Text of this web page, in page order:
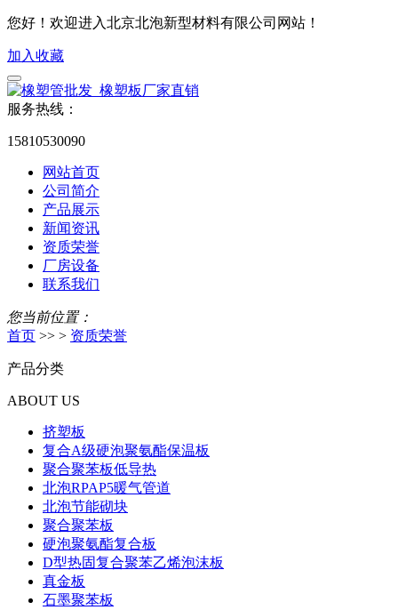
您好！欢迎进入北京北泡新型材料有限公司网站！
加入收藏
服务热线：
15810530090
网站首页
公司简介
产品展示
新闻资讯
资质荣誉
厂房设备
联系我们
您当前位置：
首页 >> > 资质荣誉
产品分类
ABOUT US
挤塑板
复合A级硬泡聚氨酯保温板
聚合聚苯板低导热
北泡RPAP5暖气管道
北泡节能砌块
聚合聚苯板
硬泡聚氨酯复合板
D型热固复合聚苯乙烯泡沫板
真金板
石墨聚苯板